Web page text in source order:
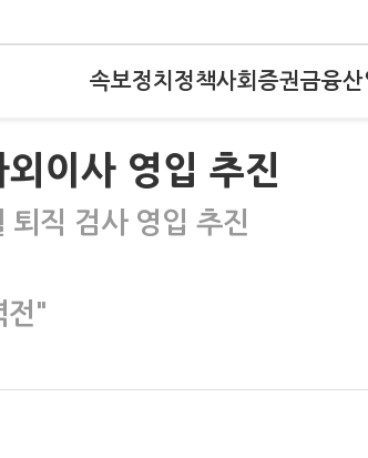
속보정치 정책사회 증권금융산
이사 영입 추진
직 검사 영입 추진
전"